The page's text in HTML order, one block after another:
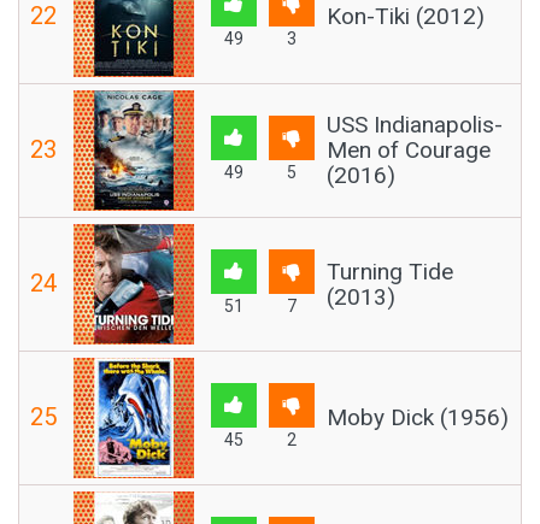
22
49 3
Kon-Tiki (2012)
23
49 5
USS Indianapolis-
Men of Courage
(2016)
24
51 7
Turning Tide
(2013)
25
45 2
Moby Dick (1956)